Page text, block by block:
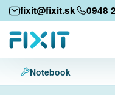
fixit@fixit.sk 0948
Mobilné zariadenia
Mobilné telefóny
Tablety
Notebook